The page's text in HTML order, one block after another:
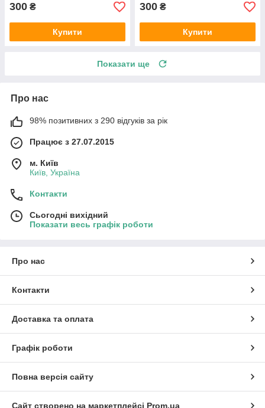
300 ₴
Купити
300 ₴
Купити
Показати ще
Про нас
98% позитивних з 290 відгуків за рік
Працює з 27.07.2015
м. Київ
Київ, Україна
Контакти
Сьогодні вихідний
Показати весь графік роботи
Про нас
Контакти
Доставка та оплата
Графік роботи
Повна версія сайту
Сайт створено на маркетплейсі Prom.ua